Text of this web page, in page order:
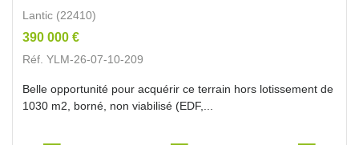
Lantic (22410)
390 000 €
Réf. YLM-26-07-10-209
Belle opportunité pour acquérir ce terrain hors lotissement de
1030 m2, borné, non viabilisé (EDF,...